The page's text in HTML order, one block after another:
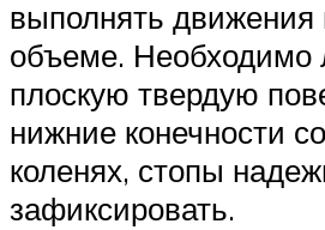
выполнять движения
объеме. Необходимо
плоскую твердую
нижние конечности
коленях, стопы
зафиксировать.